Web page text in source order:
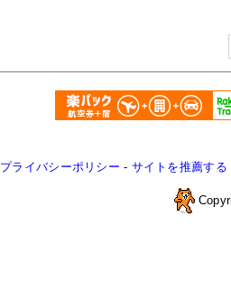
プライバシーポリシー - サイトを推薦する